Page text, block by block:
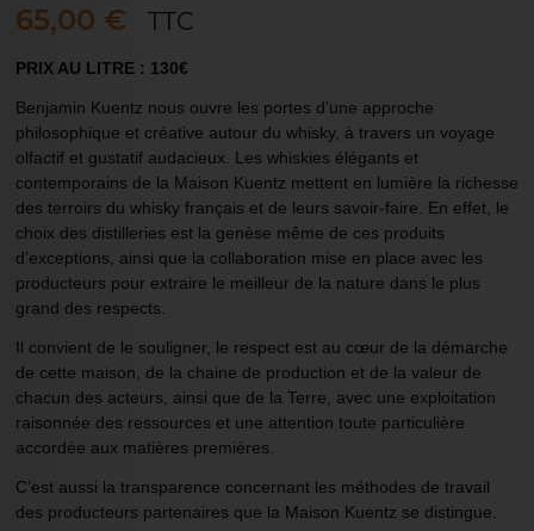
65,00 € TTC
PRIX AU LITRE : 130€
Benjamin Kuentz nous ouvre les portes d’une approche
philosophique et créative autour du whisky, à travers un voyage
olfactif et gustatif audacieux. Les whiskies élégants et
contemporains de la Maison Kuentz mettent en lumière la richesse
des terroirs du whisky français et de leurs savoir-faire. En effet, le
choix des distilleries est la genèse même de ces produits
d’exceptions, ainsi que la collaboration mise en place avec les
producteurs pour extraire le meilleur de la nature dans le plus
grand des respects.
Il convient de le souligner, le respect est au cœur de la démarche
de cette maison, de la chaine de production et de la valeur de
chacun des acteurs, ainsi que de la Terre, avec une exploitation
raisonnée des ressources et une attention toute particulière
accordée aux matières premières.
C’est aussi la transparence concernant les méthodes de travail
des producteurs partenaires que la Maison Kuentz se distingue.